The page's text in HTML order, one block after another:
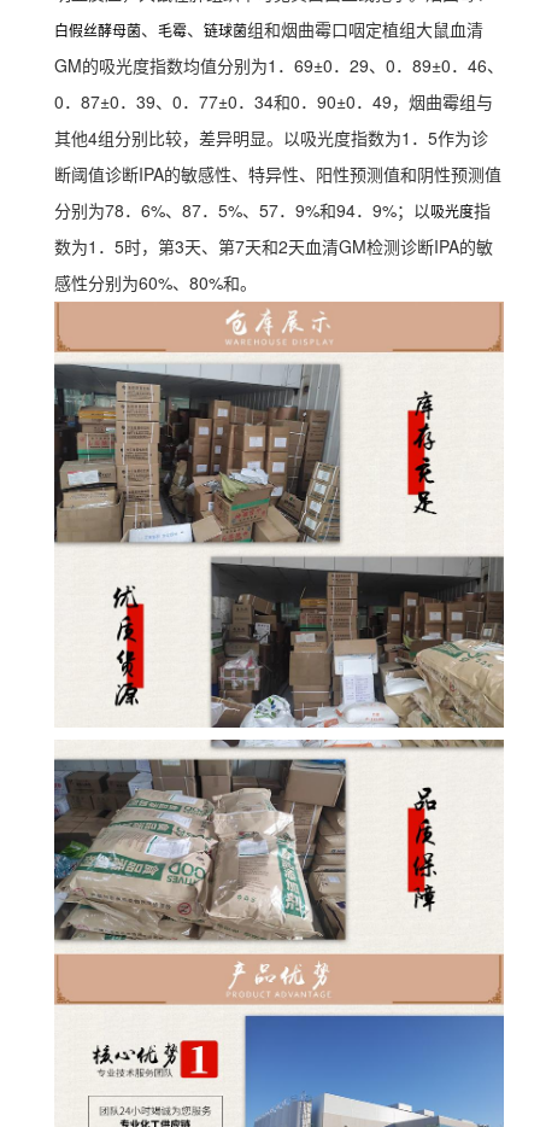
白假丝酵母菌、 毛霉、 链球菌组和烟曲霉口咽定植组大鼠血清
GM的吸光度指数均值分别为1．69±0．29、0．89±0．46、
0．87±0．39、0．77±0．34和0．90±0．49，烟曲霉组与
其他4组分别比较，差异明显。以吸光度指数为1．5作为诊
断阈值诊断IPA的敏感性、特异性、阳性预测值和阴性预测值
分别为78．6%、87．5%、57．9%和94．9%；以 吸光度指
数为1．5时，第3天、第7天和2天血清GM检测诊断IPA的敏
感性分别为60%、80%和。